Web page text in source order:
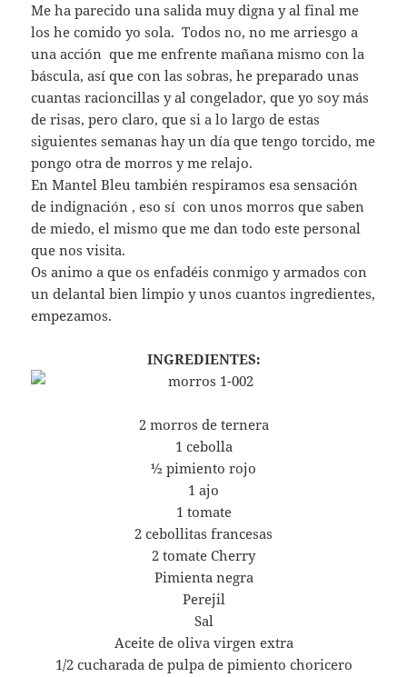
Me ha parecido una salida muy digna y al final me
los he comido yo sola. Todos no, no me arriesgo a
una acción que me enfrente mañana mismo con la
báscula, así que con las sobras, he preparado unas
cuantas racioncillas y al congelador, que yo soy más
de risas, pero claro, que si a lo largo de estas
siguientes semanas hay un día que tengo torcido, me
pongo otra de morros y me relajo.
En Mantel Bleu también respiramos esa sensación
de indignación , eso sí con unos morros que saben
de miedo, el mismo que me dan todo este personal
que nos visita.
Os animo a que os enfadéis conmigo y armados con
un delantal bien limpio y unos cuantos ingredientes,
empezamos.
INGREDIENTES:
2 morros de ternera
1 cebolla
½ pimiento rojo
1 ajo
1 tomate
2 cebollitas francesas
2 tomate Cherry
Pimienta negra
Perejil
Sal
Aceite de oliva virgen extra
1/2 cucharada de pulpa de pimiento choricero